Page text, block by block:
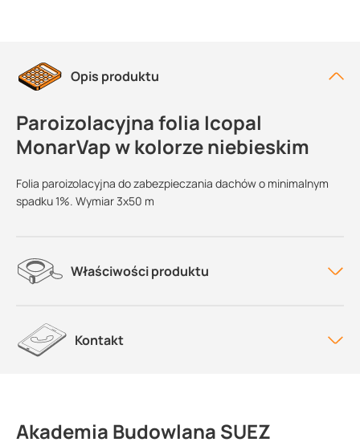
Opis produktu
Paroizolacyjna folia Icopal
MonarVap w kolorze niebieskim
Folia paroizolacyjna do zabezpieczania dachów o minimalnym
spadku 1%. Wymiar 3x50 m
Właściwości produktu
Kontakt
Akademia Budowlana SUEZ